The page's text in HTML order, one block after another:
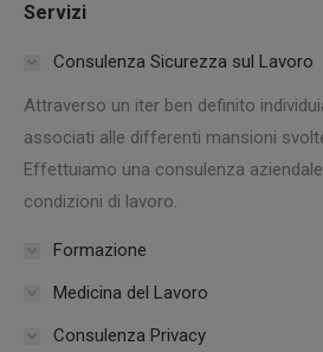
Servizi
Consulenza Sicurezza sul Lavoro
Attraverso un iter ben definito
associati alle differenti mansioni
Effettuiamo una consulenza
condizioni di lavoro.
Formazione
Medicina del Lavoro
Consulenza Privacy